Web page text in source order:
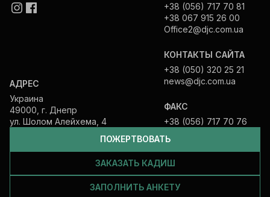
ПОЖЕРТВОВАТЬ
ЗАКАЗАТЬ КАДИШ
ЗАПОЛНИТЬ АНКЕТУ
АДРЕС
Украина
49000, г. Днепр
ул. Шолом Алейхема, 4
+38 (056) 717 70 81
+38 067 915 26 00
Office2@djc.com.ua
КОНТАКТЫ САЙТА
+38 (050) 320 25 21
news@djc.com.ua
ФАКС
+38 (056) 717 70 76